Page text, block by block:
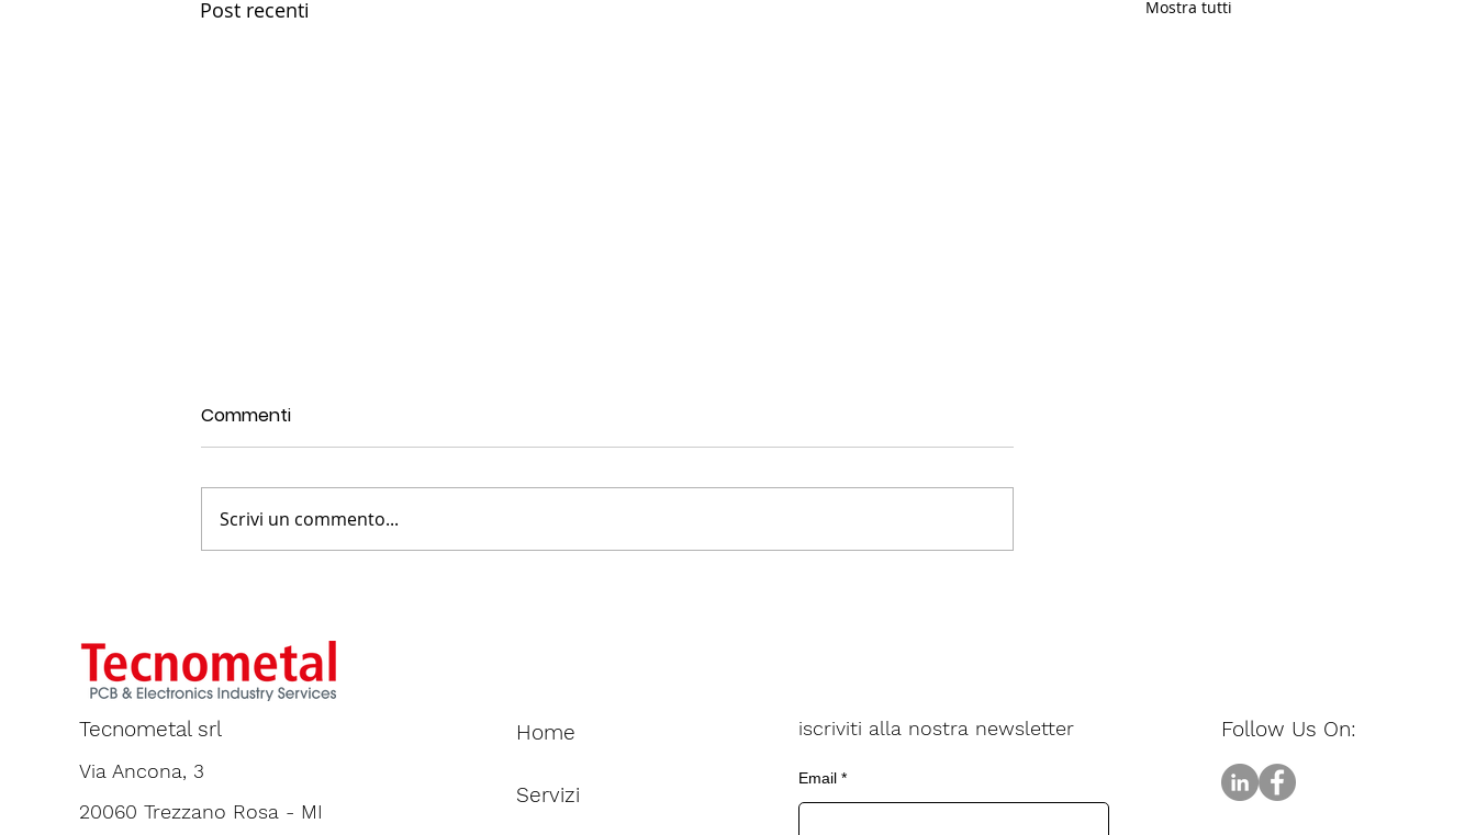
Post recenti Mostra tutti
FR4
La foratura del PCB
Commenti
Scrivi un commento...
Tecnometal srl
Via Ancona, 3
20060 Trezzano Rosa - MI
Home
Servizi
iscriviti alla nostra newsletter
Email
Follow Us On: